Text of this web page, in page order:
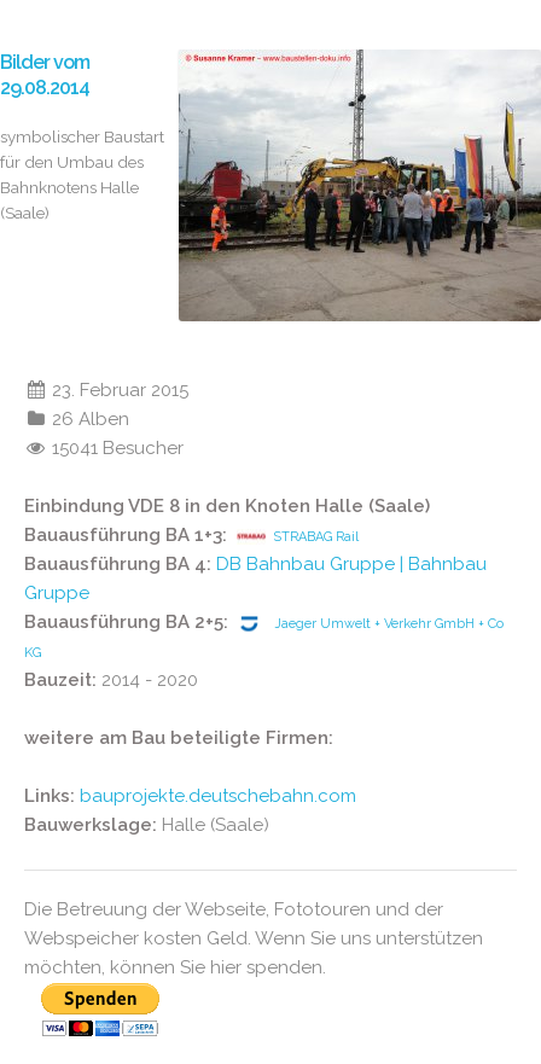
Bilder vom
29.08.2014
symbolischer Baustart
für den Umbau des
Bahnknotens Halle
(Saale)
23. Februar 2015
26 Alben
15041 Besucher
Einbindung VDE 8 in den Knoten Halle (Saale)
Bauausführung BA 1+3:
STRABAG Rail
Bauausführung BA 4: DB Bahnbau Gruppe | Bahnbau
Gruppe
Bauausführung BA 2+5:
Jaeger Umwelt + Verkehr GmbH + Co
KG
Bauzeit: 2014 - 2020
weitere am Bau beteiligte Firmen:
Links: bauprojekte.deutschebahn.com
Bauwerkslage: Halle (Saale)
Die Betreuung der Webseite, Fototouren und der
Webspeicher kosten Geld. Wenn Sie uns unterstützen
möchten, können Sie hier spenden.